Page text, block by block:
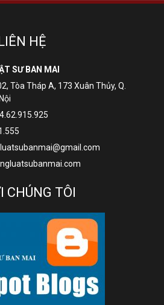
HỆ
SƯ BAN MAI
Tòa Tháp A, 173 Xuân Thủy, Q.
CHÚNG TÔI